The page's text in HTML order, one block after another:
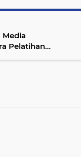
Pelatihan